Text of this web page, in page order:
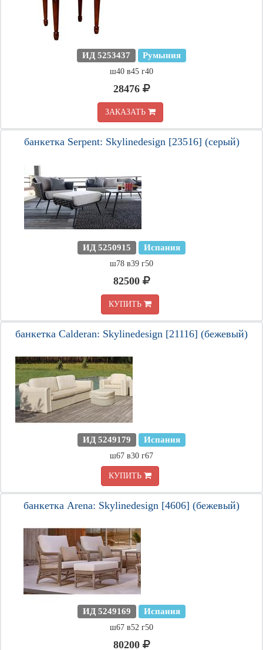
ИД 5253437 Румыния
ш40 в45 г40
28476
ЗАКАЗАТЬ
банкетка Serpent: Skylinedesign [23516] (серый)
ИД 5250915 Испания
ш78 в39 г50
82500
КУПИТЬ
банкетка Calderan: Skylinedesign [21116] (бежевый)
ИД 5249179 Испания
ш67 в30 г67
КУПИТЬ
банкетка Arena: Skylinedesign [4606] (бежевый)
ИД 5249169 Испания
ш67 в52 г50
80200